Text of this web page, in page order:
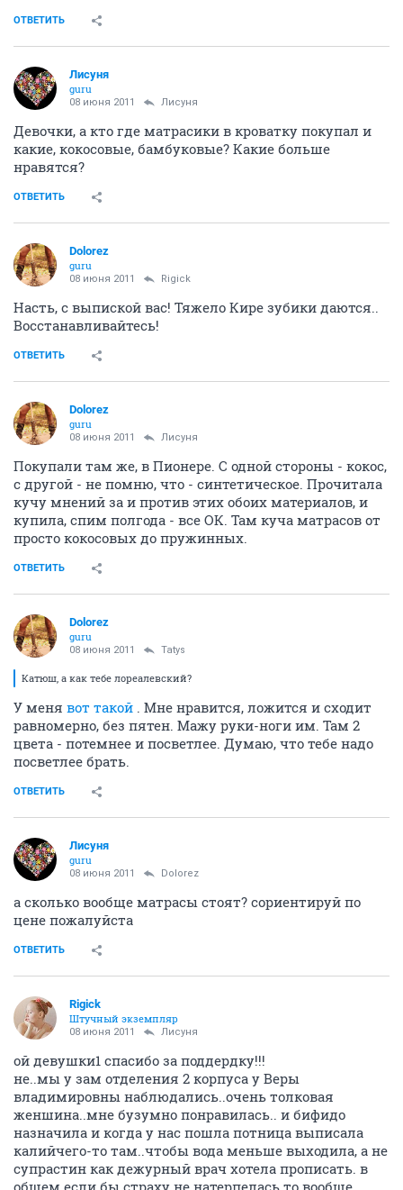
ОТВЕТИТЬ
Лисуня
guru
08 июня 2011 Лисуня
Девочки, а кто где матрасики в кроватку покупал и
какие, кокосовые, бамбуковые? Какие больше
нравятся?
ОТВЕТИТЬ
Dolorez
guru
08 июня 2011 Rigick
Насть, с выпиской вас! Тяжело Кире зубики даются..
Восстанавливайтесь!
ОТВЕТИТЬ
Dolorez
guru
08 июня 2011 Лисуня
Покупали там же, в Пионере. С одной стороны - кокос,
с другой - не помню, что - синтетическое. Прочитала
кучу мнений за и против этих обоих материалов, и
купила, спим полгода - все ОК. Там куча матрасов от
просто кокосовых до пружинных.
ОТВЕТИТЬ
Dolorez
guru
08 июня 2011 Tatys
Катюш, а как тебе лореалевский?
У меня вот такой . Мне нравится, ложится и сходит
равномерно, без пятен. Мажу руки-ноги им. Там 2
цвета - потемнее и посветлее. Думаю, что тебе надо
посветлее брать.
ОТВЕТИТЬ
Лисуня
guru
08 июня 2011 Dolorez
а сколько вообще матрасы стоят? сориентируй по
цене пожалуйста
ОТВЕТИТЬ
Rigick
Штучный экземпляр
08 июня 2011 Лисуня
ой девушки1 спасибо за поддердку!!!
не..мы у зам отделения 2 корпуса у Веры
владимировны наблюдались..очень толковая
женшина..мне бузумно понравилась.. и бифидо
назначила и когда у нас пошла потница выписала
калийчего-то там..чтобы вода меньше выходила, а не
супрастин как дежурный врач хотела прописать. в
общем если бы страху не натерпелась то вообще